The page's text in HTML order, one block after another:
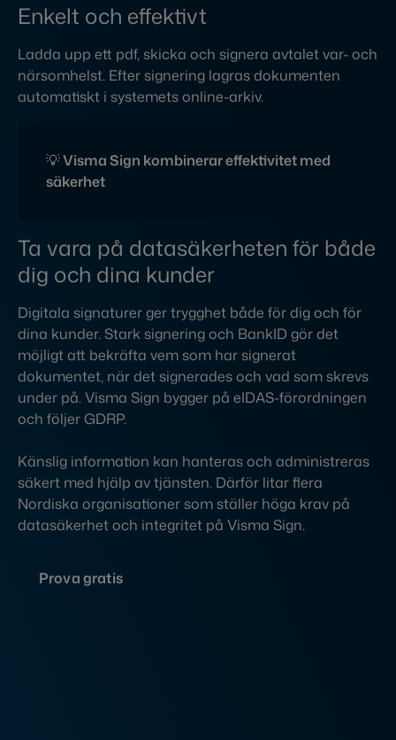
Enkelt och effektivt
Ladda upp ett pdf, skicka och signera avtalet var- och
närsomhelst. Efter signering lagras dokumenten
automatiskt i systemets online-arkiv.
💡 Visma Sign kombinerar effektivitet med
säkerhet
Ta vara på datasäkerheten för både
dig och dina kunder
Digitala signaturer ger trygghet både för dig och för
dina kunder. Stark signering och BankID gör det
möjligt att bekräfta vem som har signerat
dokumentet, när det signerades och vad som skrevs
under på. Visma Sign bygger på eIDAS-förordningen
och följer GDRP.
Känslig information kan hanteras och administreras
säkert med hjälp av tjänsten. Därför litar flera
Nordiska organisationer som ställer höga krav på
datasäkerhet och integritet på Visma Sign.
Prova gratis